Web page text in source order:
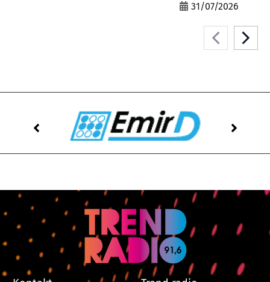
31/07/2026